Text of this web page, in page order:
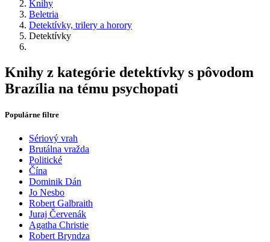
Knihy
Beletria
Detektívky, trilery a horory
Detektívky
Knihy z kategórie detektívky s pôvodom
Brazília na tému psychopati
Populárne filtre
Sériový vrah
Brutálna vražda
Politické
Čína
Dominik Dán
Jo Nesbo
Robert Galbraith
Juraj Červenák
Agatha Christie
Robert Bryndza